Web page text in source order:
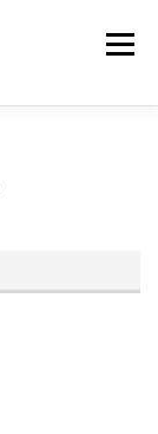
メニュー